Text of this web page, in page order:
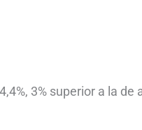
3% superior a la de